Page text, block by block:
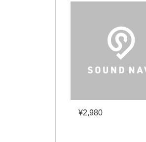
¥2,980